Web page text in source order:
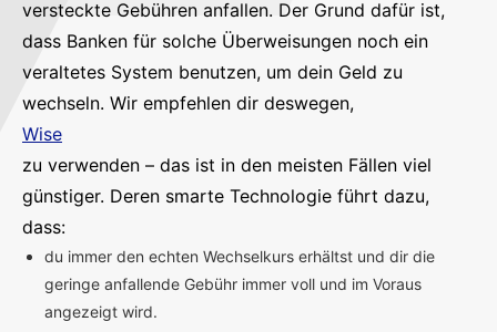
versteckte Gebühren anfallen. Der Grund dafür ist,
dass Banken für solche Überweisungen noch ein
veraltetes System benutzen, um dein Geld zu
wechseln. Wir empfehlen dir deswegen,
Wise
zu verwenden – das ist in den meisten Fällen viel
günstiger. Deren smarte Technologie führt dazu,
dass:
du immer den echten Wechselkurs erhältst und dir die
geringe anfallende Gebühr immer voll und im Voraus
angezeigt wird.